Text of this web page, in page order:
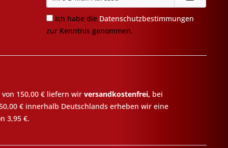
Ich habe die Datenschutzbestimmungen
zur Kenntnis genommen.
150,00 € liefern wir versandkostenfrei, bei
€ innerhalb Deutschlands erheben wir eine
3,95 €.